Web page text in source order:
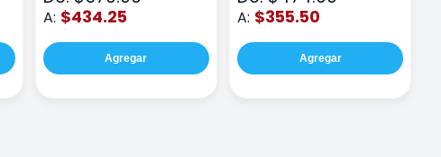
A: $434.25
Agregar
A: $355.50
Agregar